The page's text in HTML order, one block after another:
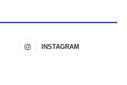
INSTAGRAM